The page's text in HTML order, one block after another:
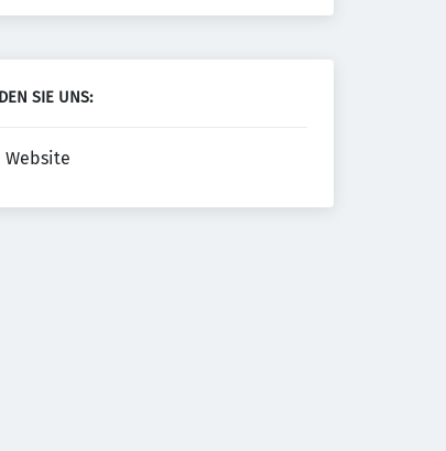
SIE UNS:
Website